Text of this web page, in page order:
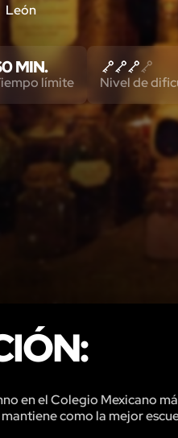
León
MIN.
límite Nivel de
en el Colegio Mexicano
como la mejor